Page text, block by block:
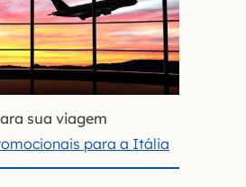
sua viagem
para a Itália